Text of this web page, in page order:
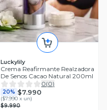
Luckylily
Crema Reafirmante Realzadora
De Senos Cacao Natural 200ml
0(0)
20% $7.990
($7.990 x un)
$9.990